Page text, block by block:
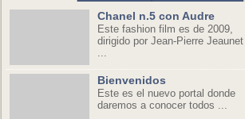
Chanel n.5 con Audre
Este fashion film es de 2009,
dirigido por Jean-Pierre Jeaunet
...
Bienvenidos
Este es el nuevo portal donde
daremos a conocer todos ...